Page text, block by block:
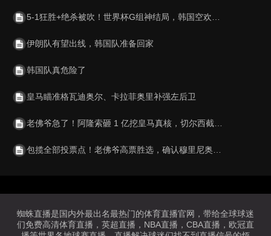
5-1狂胜+绝杀被吹！世界杯G组神结局，韩国空欢喜 比利时逆袭成第1
伊朗队有望出线，韩国队准备回家
韩国队真危险了
皇马瞄准格瓦迪奥尔、卡拉菲奥里补强左后卫
老佛爷急了！阿隆索砸 1 亿挖皇马真核，切尔西截胡利物浦阿森纳
包揽全部投票点！老佛爷高票胜选，确认穆里尼奥重返伯纳乌执教
蜘蛛直播是国内外最出名最热门的体育直播官网，带给全球球迷
们免费高清体育直播，英超直播，NBA直播，CBA直播，欧冠直